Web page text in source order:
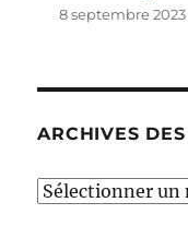
8 septembre 2023
ARCHIVES
Archives